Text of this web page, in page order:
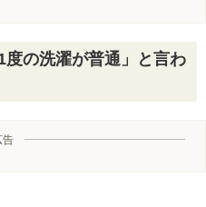
の洗濯が普通」と言わ
告